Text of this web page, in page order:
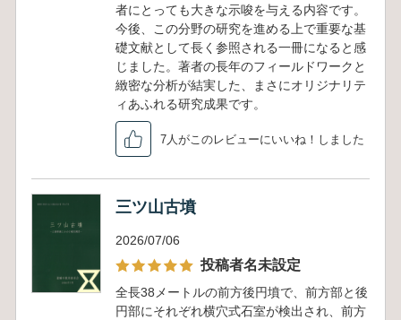
者にとっても大きな示唆を与える内容です。
今後、この分野の研究を進める上で重要な基
礎文献として長く参照される一冊になると感
じました。著者の長年のフィールドワークと
緻密な分析が結実した、まさにオリジナリテ
ィあふれる研究成果です。
7人がこのレビューにいいね！しました
三ツ山古墳
2026/07/06
投稿者名未設定
全長38メートルの前方後円墳で、前方部と後
円部にそれぞれ横穴式石室が検出され、前方